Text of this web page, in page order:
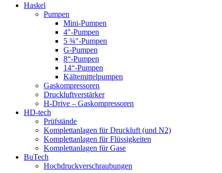
Haskel
Pumpen
Mini-Pumpen
4"-Pumpen
5 ¾″-Pumpen
G-Pumpen
8“-Pumpen
14“-Pumpen
Kältemittelpumpen
Gaskompressoren
Druckluftverstärker
H-Drive – Gaskompressoren
HD-tech
Prüfstände
Komplettanlagen für Druckluft (und N2)
Komplettanlagen für Flüssigkeiten
Komplettanlagen für Gase
BuTech
Hochdruckverschraubungen